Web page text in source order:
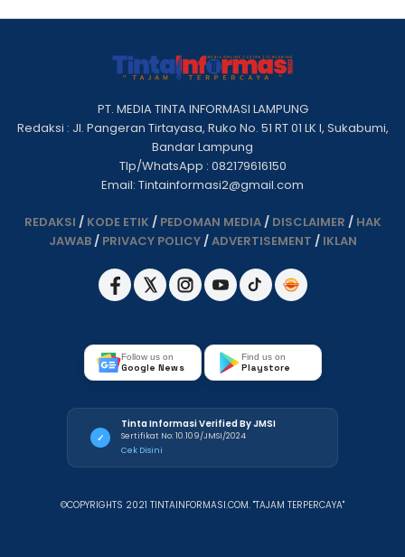
PT. MEDIA TINTA INFORMASI LAMPUNG
Redaksi : Jl. Pangeran Tirtayasa, Ruko No. 51 RT 01 LK I, Sukabumi,
Bandar Lampung
Tlp/WhatsApp : 082179616150
Email: Tintainformasi2@gmail.com
REDAKSI / KODE ETIK / PEDOMAN MEDIA/ DISCLAIMER / HAK
JAWAB/ PRIVACY POLICY/ADVERTISEMENT / IKLAN
Follow us on
Google News
Find us on
Playstore
✓
Tinta Informasi Verified By JMSI
Sertifikat No: 10.109/JMSI/2024
Cek Disini
©COPYRIGHTS 2021 TINTAINFORMASI.COM. "TAJAM TERPERCAYA"